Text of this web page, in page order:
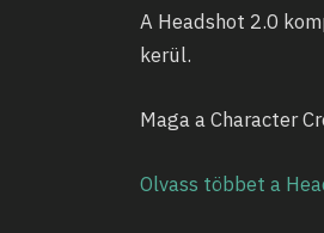
A Headshot 2.0
kerül.
Maga a Character
Olvass többet a